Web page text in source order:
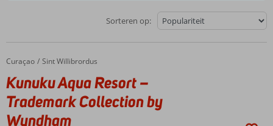
Sorteren op:
Home
Curaçao Sint Willibrordus
Kunuku Aqua Resort – Trademark Collection by Wyndham
Kunuku Aqua Resort –
Trademark Collection by
Wyndham